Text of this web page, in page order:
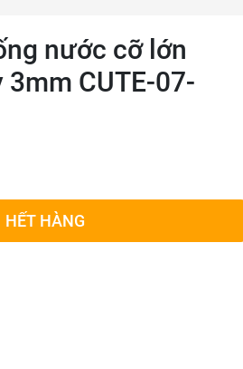
nước cỡ lớn
CUTE-07-
HẾT HÀNG